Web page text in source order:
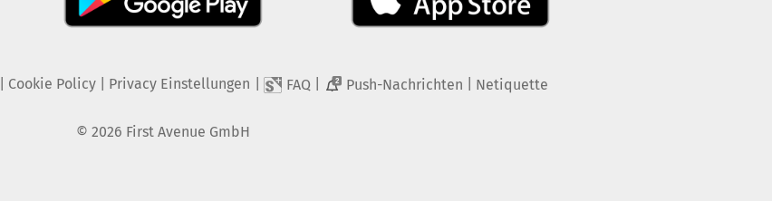
Cookie Policy| Privacy Einstellungen FAQ 2 Push-Nachrichten Netiquette
© 2026 First Avenue GmbH